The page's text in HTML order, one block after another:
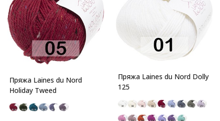
Пряжа Laines du Nord
Holiday Tweed
Пряжа Laines du Nord Dolly
125